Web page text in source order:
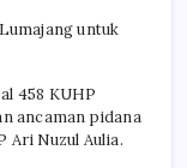
untuk
458 KUHP
ancaman pidana
Ari Nuzul Aulia.